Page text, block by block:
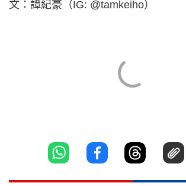
文：譚紀豪（IG: @tamkeiho）